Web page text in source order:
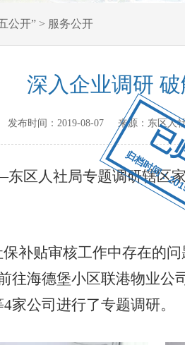
已
归档时间：
公开”> 服务公开
深入企业调研
发布时间： 2019-08-07 来源： 东区人
区人社局专题调研辖区
补贴审核工作中存在的
往海德堡小区联港物业
4家公司进行了专题调研。